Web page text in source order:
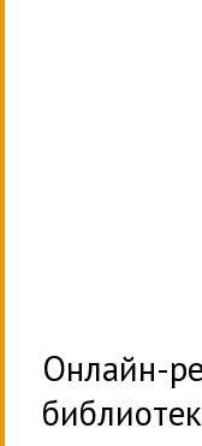
Онлайн-
библиотек